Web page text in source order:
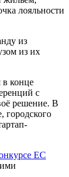
лояльности
из
из их
в конце
с
решение. В
городского
ЕС